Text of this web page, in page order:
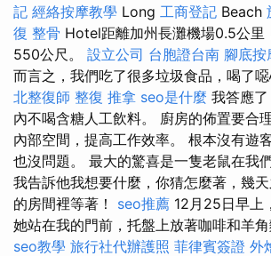
記 經絡按摩教學 Long 工商登記 Beach
復 整骨 Hotel距離加州長灘機場0.5公里
550公尺。 設立公司 台胞證台南 腳底按
而言之，我們吃了很多垃圾食品，喝了噁
北整復師 整復 推拿 seo是什麼 我答應
內不喝含糖人工飲料。 廚房的佈置要合
內部空間，提高工作效率。 根本沒有遊
也沒問題。 最大的驚喜是一隻老鼠在我
我告訴他我想要什麼，你猜怎麼著，幾
的房間裡等著！ seo推薦 12月25日早上
她站在我的門前，托盤上放著咖啡和羊角
seo教學 旅行社代辦護照 菲律賓簽證 外